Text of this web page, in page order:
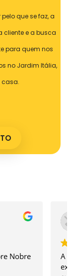
que se faz, a
cliente e a busca
para quem nos
no Jardim Itália,
casa.
é
na